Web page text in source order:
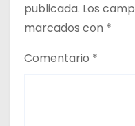
publicada. Los
marcados con *
Comentario *